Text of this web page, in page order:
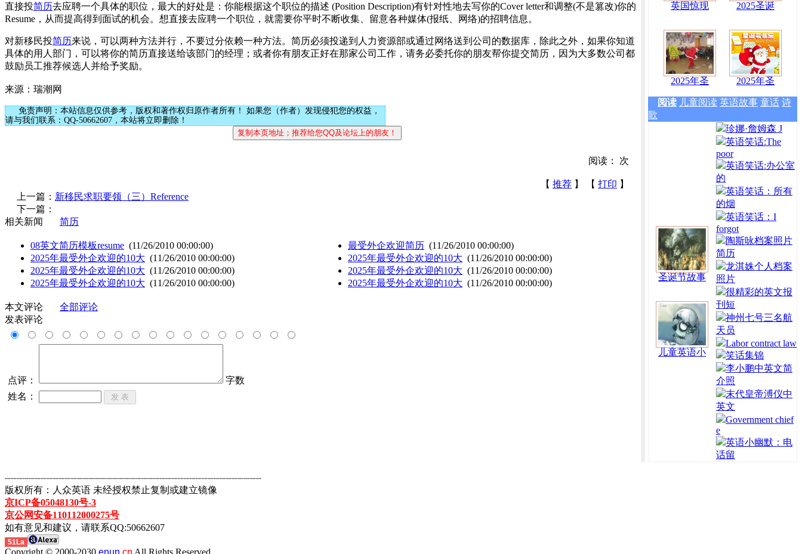
直接投简历去应聘一个具体的职位，最大的好处是：你能根据这个职位的描述 (Position Description)有针对性地去写你的Cover letter和调整(不是篡改)你的
Resume，从而提高得到面试的机会。想直接去应聘一个职位，就需要你平时不断收集、留意各种媒体(报纸、网络)的招聘信息。
对新移民投简历来说，可以两种方法并行，不要过分依赖一种方法。简历必须投递到人力资源部或通过网络送到公司的数据库，除此之外，如果你知道
具体的用人部门，可以将你的简历直接送给该部门的经理；或者你有朋友正好在那家公司工作，请务必委托你的朋友帮你提交简历，因为大多数公司都
鼓励员工推荐候选人并给予奖励。
来源：瑞潮网
免责声明：本站信息仅供参考，版权和著作权归原作者所有！ 如果您（作者）发现侵犯您的权益，
请与我们联系：QQ-50662607，本站将立即删除！
阅读： 次
【 推荐 】 【 打印 】
上一篇： 新移民求职要领（三）Reference
下一篇：
相关新闻
简历
08英文简历模板resume (11/26/2010 00:00:00)
2025年最受外企欢迎的10大 (11/26/2010 00:00:00)
2025年最受外企欢迎的10大 (11/26/2010 00:00:00)
2025年最受外企欢迎的10大 (11/26/2010 00:00:00)
最受外企欢迎简历 (11/26/2010 00:00:00)
2025年最受外企欢迎的10大 (11/26/2010 00:00:00)
2025年最受外企欢迎的10大 (11/26/2010 00:00:00)
2025年最受外企欢迎的10大 (11/26/2010 00:00:00)
本文评论
全部评论
发表评论
点评：
字数
姓名：
英国惊现 2025圣诞
2025年圣 2025年圣
阅读 儿童阅读 英语故事 童话 诗
歌
圣诞节故事
儿童英语小
珍娜·詹姆森 J
英语笑话:The
poor
英语笑话:办公室
的
英语笑话：所有
的烟
英语笑话：I
forgot
陶斯咏档案照片
简历
龙淇姝个人档案
照片
很精彩的英文报
刊短
神州七号三名航
天员
Labor contract law
笑话集锦
李小鹏中英文简
介照
末代皇帝溥仪中
英文
Government chief
e
英语小幽默：电
话留
┈┈┈┈┈┈┈┈┈┈┈┈┈┈┈┈┈┈┈┈┈┈┈┈┈┈┈┈┈┈┈┈┈┈┈┈┈┈┈┈┈┈┈
版权所有：人众英语 未经授权禁止复制或建立镜像
京ICP备05048130号-3
京公网安备110112000275号
如有意见和建议，请联系QQ:50662607
51La
Copyright © 2000-2030 enun. cn All Rights Reserved